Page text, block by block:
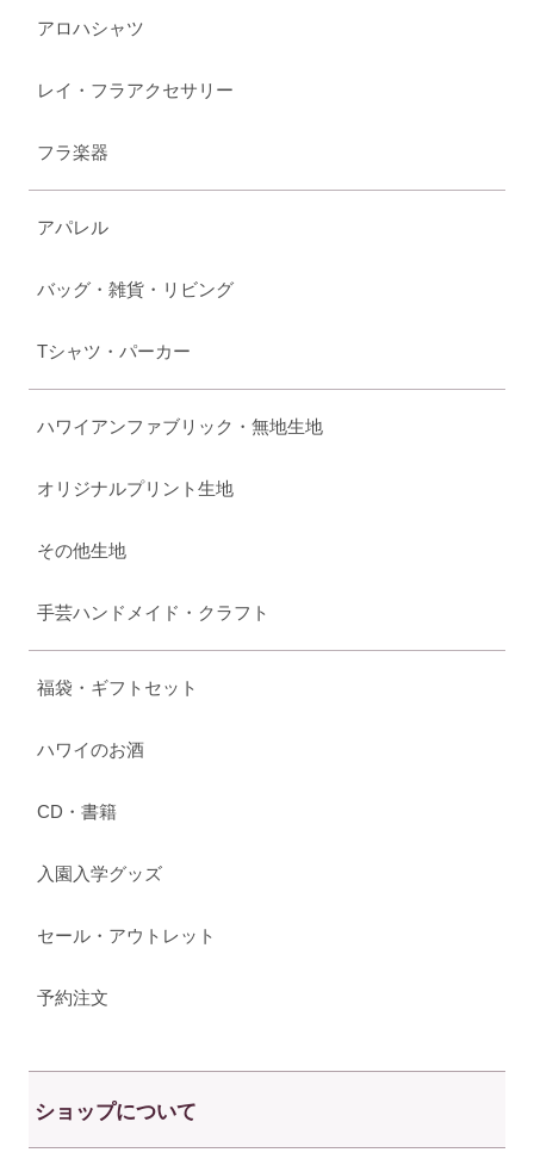
アロハシャツ
レイ・フラアクセサリー
フラ楽器
アパレル
バッグ・雑貨・リビング
Tシャツ・パーカー
ハワイアンファブリック・無地生地
オリジナルプリント生地
その他生地
手芸ハンドメイド・クラフト
福袋・ギフトセット
ハワイのお酒
CD・書籍
入園入学グッズ
セール・アウトレット
予約注文
ショップについて